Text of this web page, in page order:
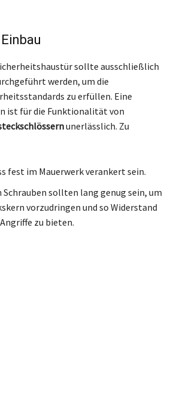
sollte ausschließlich
werden, um die
zu erfüllen. Eine
ist für die Funktionalität von
unerlässlich. Zu
fest im Mauerwerk verankert sein.
sollten lang genug sein, um
vorzudringen und so Widerstand
zu bieten.